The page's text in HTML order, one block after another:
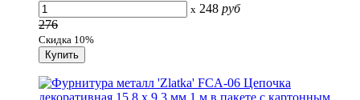
x 248 руб
276
Скидка 10%